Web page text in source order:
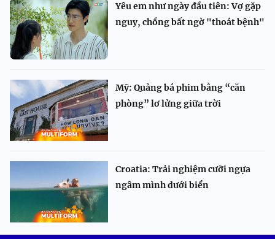
Yêu em như ngày đầu tiên: Vợ gặp
nguy, chồng bất ngờ "thoát bệnh"
Mỹ: Quảng bá phim bằng “căn
phòng” lơ lửng giữa trời
Croatia: Trải nghiệm cưỡi ngựa
ngâm mình dưới biển